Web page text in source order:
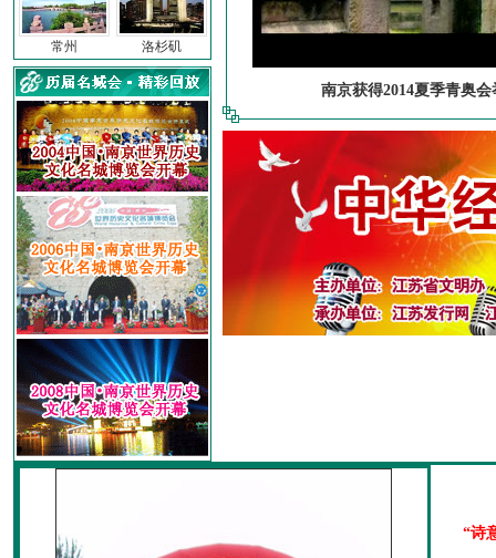
常州 洛杉矶
南京获得2014夏季青奥会
“诗